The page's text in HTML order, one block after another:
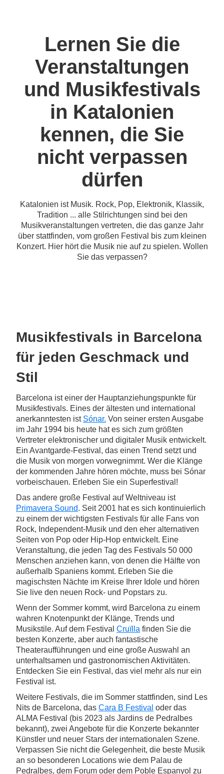
Lernen Sie die
Veranstaltungen
und Musikfestivals
in Katalonien
kennen, die Sie
nicht verpassen
dürfen
Katalonien ist Musik. Rock, Pop, Elektronik, Klassik,
Tradition ... alle Stilrichtungen sind bei den
Musikveranstaltungen vertreten, die das ganze Jahr
über stattfinden, vom großen Festival bis zum kleinen
Konzert. Hier hört die Musik nie auf zu spielen. Wollen
Sie das verpassen?
Musikfestivals in Barcelona
für jeden Geschmack und
Stil
Barcelona ist einer der Hauptanziehungspunkte für
Musikfestivals. Eines der ältesten und international
anerkanntesten ist Sónar. Von seiner ersten Ausgabe
im Jahr 1994 bis heute hat es sich zum größten
Vertreter elektronischer und digitaler Musik entwickelt.
Ein Avantgarde-Festival, das einen Trend setzt und
die Musik von morgen vorwegnimmt. Wer die Klänge
der kommenden Jahre hören möchte, muss bei Sónar
vorbeischauen. Erleben Sie ein Superfestival!
Das andere große Festival auf Weltniveau ist
Primavera Sound. Seit 2001 hat es sich kontinuierlich
zu einem der wichtigsten Festivals für alle Fans von
Rock, Independent-Musik und den eher alternativen
Seiten von Pop oder Hip-Hop entwickelt. Eine
Veranstaltung, die jeden Tag des Festivals 50 000
Menschen anziehen kann, von denen die Hälfte von
außerhalb Spaniens kommt. Erleben Sie die
magischsten Nächte im Kreise Ihrer Idole und hören
Sie live den neuen Rock- und Popstars zu.
Wenn der Sommer kommt, wird Barcelona zu einem
wahren Knotenpunkt der Klänge, Trends und
Musikstile. Auf dem Festival Cruïlla finden Sie die
besten Konzerte, aber auch fantastische
Theateraufführungen und eine große Auswahl an
unterhaltsamen und gastronomischen Aktivitäten.
Entdecken Sie ein Festival, das viel mehr als nur ein
Festival ist.
Weitere Festivals, die im Sommer stattfinden, sind Les
Nits de Barcelona, das Cara B Festival oder das
ALMA Festival (bis 2023 als Jardins de Pedralbes
bekannt), zwei Angebote für die Konzerte bekannter
Künstler und neuer Stars der internationalen Szene.
Verpassen Sie nicht die Gelegenheit, die beste Musik
an so besonderen Locations wie dem Palau de
Pedralbes, dem Forum oder dem Poble Espanyol zu